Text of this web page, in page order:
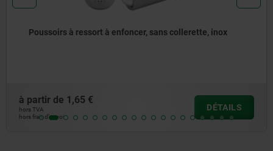
Poussoirs à ressort à enfoncer, sans collerette, acier
à partir de 1,31 €
hors TVA
hors frais d’envoi
DÉTAILS